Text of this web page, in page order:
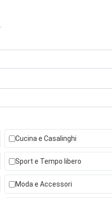
Cucina e Casalinghi
Sport e Tempo libero
Moda e Accessori